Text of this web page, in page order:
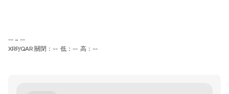
-- ~ --
XRP/QAR 關閉：-- 低：-- 高：--